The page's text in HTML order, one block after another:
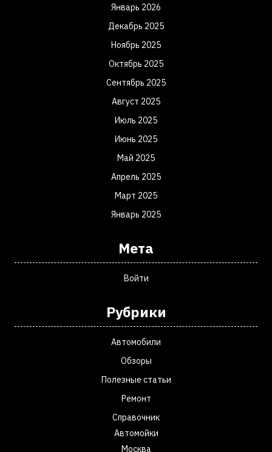
Январь 2026
Декабрь 2025
Ноябрь 2025
Октябрь 2025
Сентябрь 2025
Август 2025
Июль 2025
Июнь 2025
Май 2025
Апрель 2025
Март 2025
Январь 2025
Мета
Войти
Рубрики
Автомобили
Обзоры
Полезные статьи
Ремонт
Справочник
Автомойки
Москва